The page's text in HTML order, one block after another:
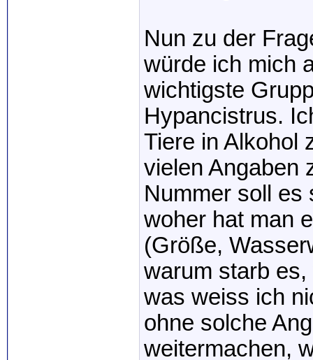
Nun zu der
würde ich mich
wichtigste
Hypancistrus.
Tiere in Alkohol
vielen Angaben
Nummer soll es
woher hat man
(Größe,
warum starb
was weiss ich
ohne solche
weitermachen,